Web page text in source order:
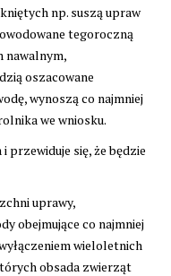
np. suszą upraw
tegoroczną
nawalnym,
oszacowane
wynoszą co najmniej
we wniosku.
przewiduje się, że będzie
uprawy,
obejmujące co najmniej
wieloletnich
obsada zwierząt